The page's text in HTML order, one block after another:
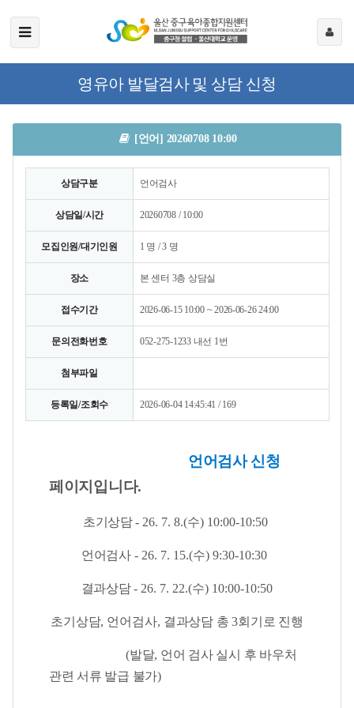
영유아 발달검사 및 상담 신청
[언어] 20260708 10:00
상담구분 언어검사
상담일/시간 20260708 / 10:00
모집인원/대기인원 1 명 / 3 명
장소 본 센터 3층 상담실
접수기간 2026-06-15 10:00 ~ 2026-06-26 24:00
문의전화번호 052-275-1233 내선 1번
첨부파일
등록일/조회수 2026-06-04 14:45:41 / 169
언어검사 신청
페이지입니다.
초기상담- 26. 7. 8.(수) 10:00-10:50
언어검사 - 26. 7. 15.(수) 9:30-10:30
결과상담- 26. 7. 22.(수) 10:00-10:50
초기상담, 언어 검사, 결과상담 총3회기로 진행
(발달, 언어 검사 실시 후 바우처
관련 서류 발급 불가)